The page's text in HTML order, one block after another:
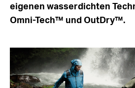
eigenen wasserdichten
Omni-Tech™ und OutDry™.